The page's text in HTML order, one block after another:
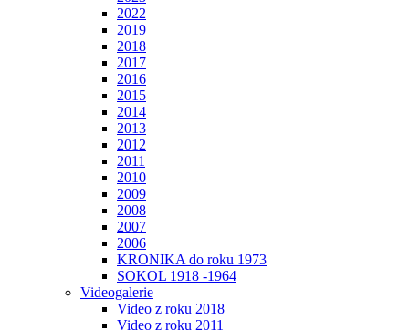
2022
2019
2018
2017
2016
2015
2014
2013
2012
2011
2010
2009
2008
2007
2006
KRONIKA do roku 1973
SOKOL 1918 -1964
Videogalerie
Video z roku 2018
Video z roku 2011